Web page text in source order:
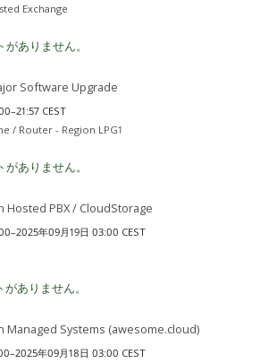
Exchange
ありません。
Software Upgrade
CEST
/ Router - Region LPG1
ありません。
PBX / CloudStorage
年09月19日 03:00 CEST
ありません。
Managed Systems (awesome.cloud)
年09月18日 03:00 CEST